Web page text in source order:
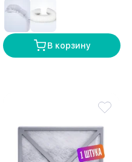
В корзину